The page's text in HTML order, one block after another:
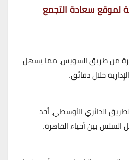
لموقع سعادة التجمع
منطريق السويس، مما يسهل
خلال دقائق.
الدائري الأوسطي، أحد
السلس بين أحياء القاهرة.